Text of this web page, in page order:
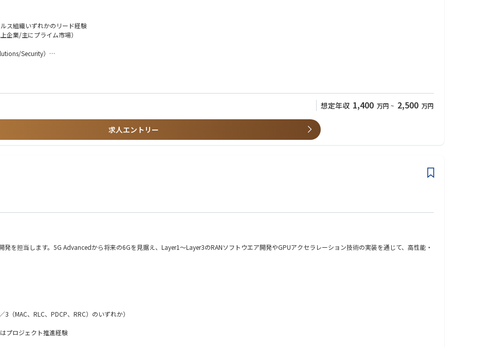
のリーダーシップと連携し、GTM戦略を策定・実行
スや市場インサイトの収集
ニシアチブやコセールイベントの調整
リソースを活用した提案強化
いGTMを試すクライアントの担当
ィア対応、クライアントイベントに参加
イアントリファレンスを確保
・ソリューションデリバリーなど各機能と連携し、GTM戦略の実行を支援
レンドやスケーリング可能な初期機能を特定
貢献
ス組織いずれかのリード経験
企業/主にプライム市場）
Security）
ショナルな視点でのクライアントプロジェクトの経験
想定年収 1,400 万円 ~ 2,500 万円
求人エントリー
を担当します。5G Advancedから将来の6Gを見据え、Layer1～Layer3のRANソフトウエア開発やGPUアクセラレーション技術の実装を通じて、高性能・
続的な改善を通じて、5G Advancedおよび将来の6G時代を支える基地局ソフトウエアの商用化に貢献していただきます。
（MAC、RLC、PDCP、RRC）のいずれか）
プロジェクト推進経験